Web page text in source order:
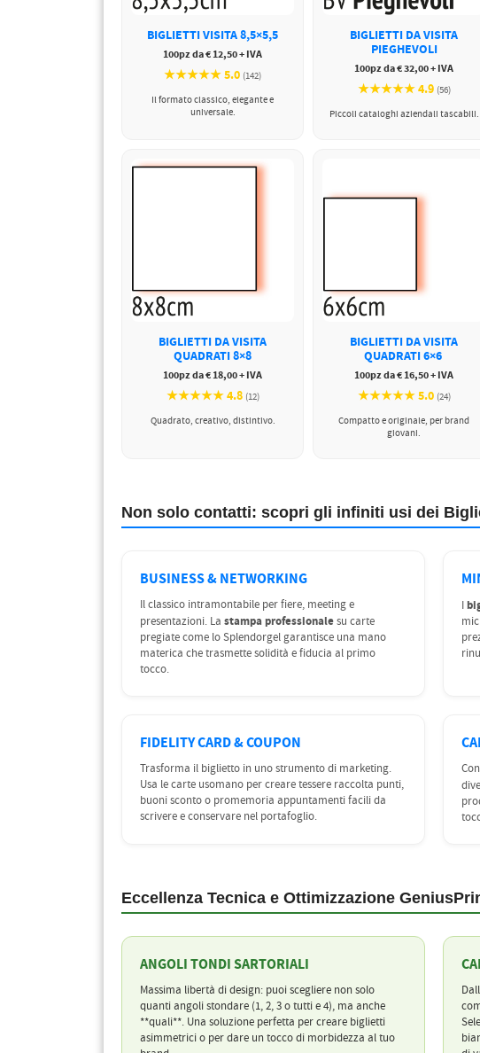
DORSALI TARGHE
PETTORALI NUMERI DA
PETTORALI CON NOME ATLETA
NUMERI DA GARA MTB
BIGLIETTI VISITA 8,5×5,5
100pz da € 12,50 + IVA
★★★★★ 5.0 (142)
Il formato classico, elegante e
universale.
BIGLIETTI DA VISITA
PIEGHEVOLI
100pz da € 32,00 + IVA
★★★★★ 4.9 (56)
Piccoli cataloghi aziendali tascabili.
BIGLIETTI DA VISITA
QUADRATI 8×8
100pz da € 18,00 + IVA
★★★★★ 4.8 (12)
Quadrato, creativo, distintivo.
BIGLIETTI DA VISITA
QUADRATI 6×6
100pz da € 16,50 + IVA
★★★★★ 5.0 (24)
Compatto e originale, per brand
giovani.
Non solo contatti: scopri gli infiniti usi dei
BUSINESS & NETWORKING
Il classico intramontabile per fiere, meeting e
presentazioni. La stampa professionalesu carte
pregiate come lo Splendorgel garantisce una mano
materica che trasmette solidità e fiducia al primo
tocco.
I
FIDELITY CARD & COUPON
Trasforma il biglietto in uno strumento di marketing.
Usa le carte usomano per creare tessere raccolta punti,
buoni sconto o promemoria appuntamenti facili da
scrivere e conservare nel portafoglio.
Eccellenza Tecnica e Ottimizzazione
ANGOLI TONDI SARTORIALI
Massima libertà di design: puoi scegliere non solo
quanti angoli stondare (1, 2, 3 o tutti e 4), ma anche
**quali**. Una soluzione perfetta per creare biglietti
asimmetrici o per dare un tocco di morbidezza al tuo